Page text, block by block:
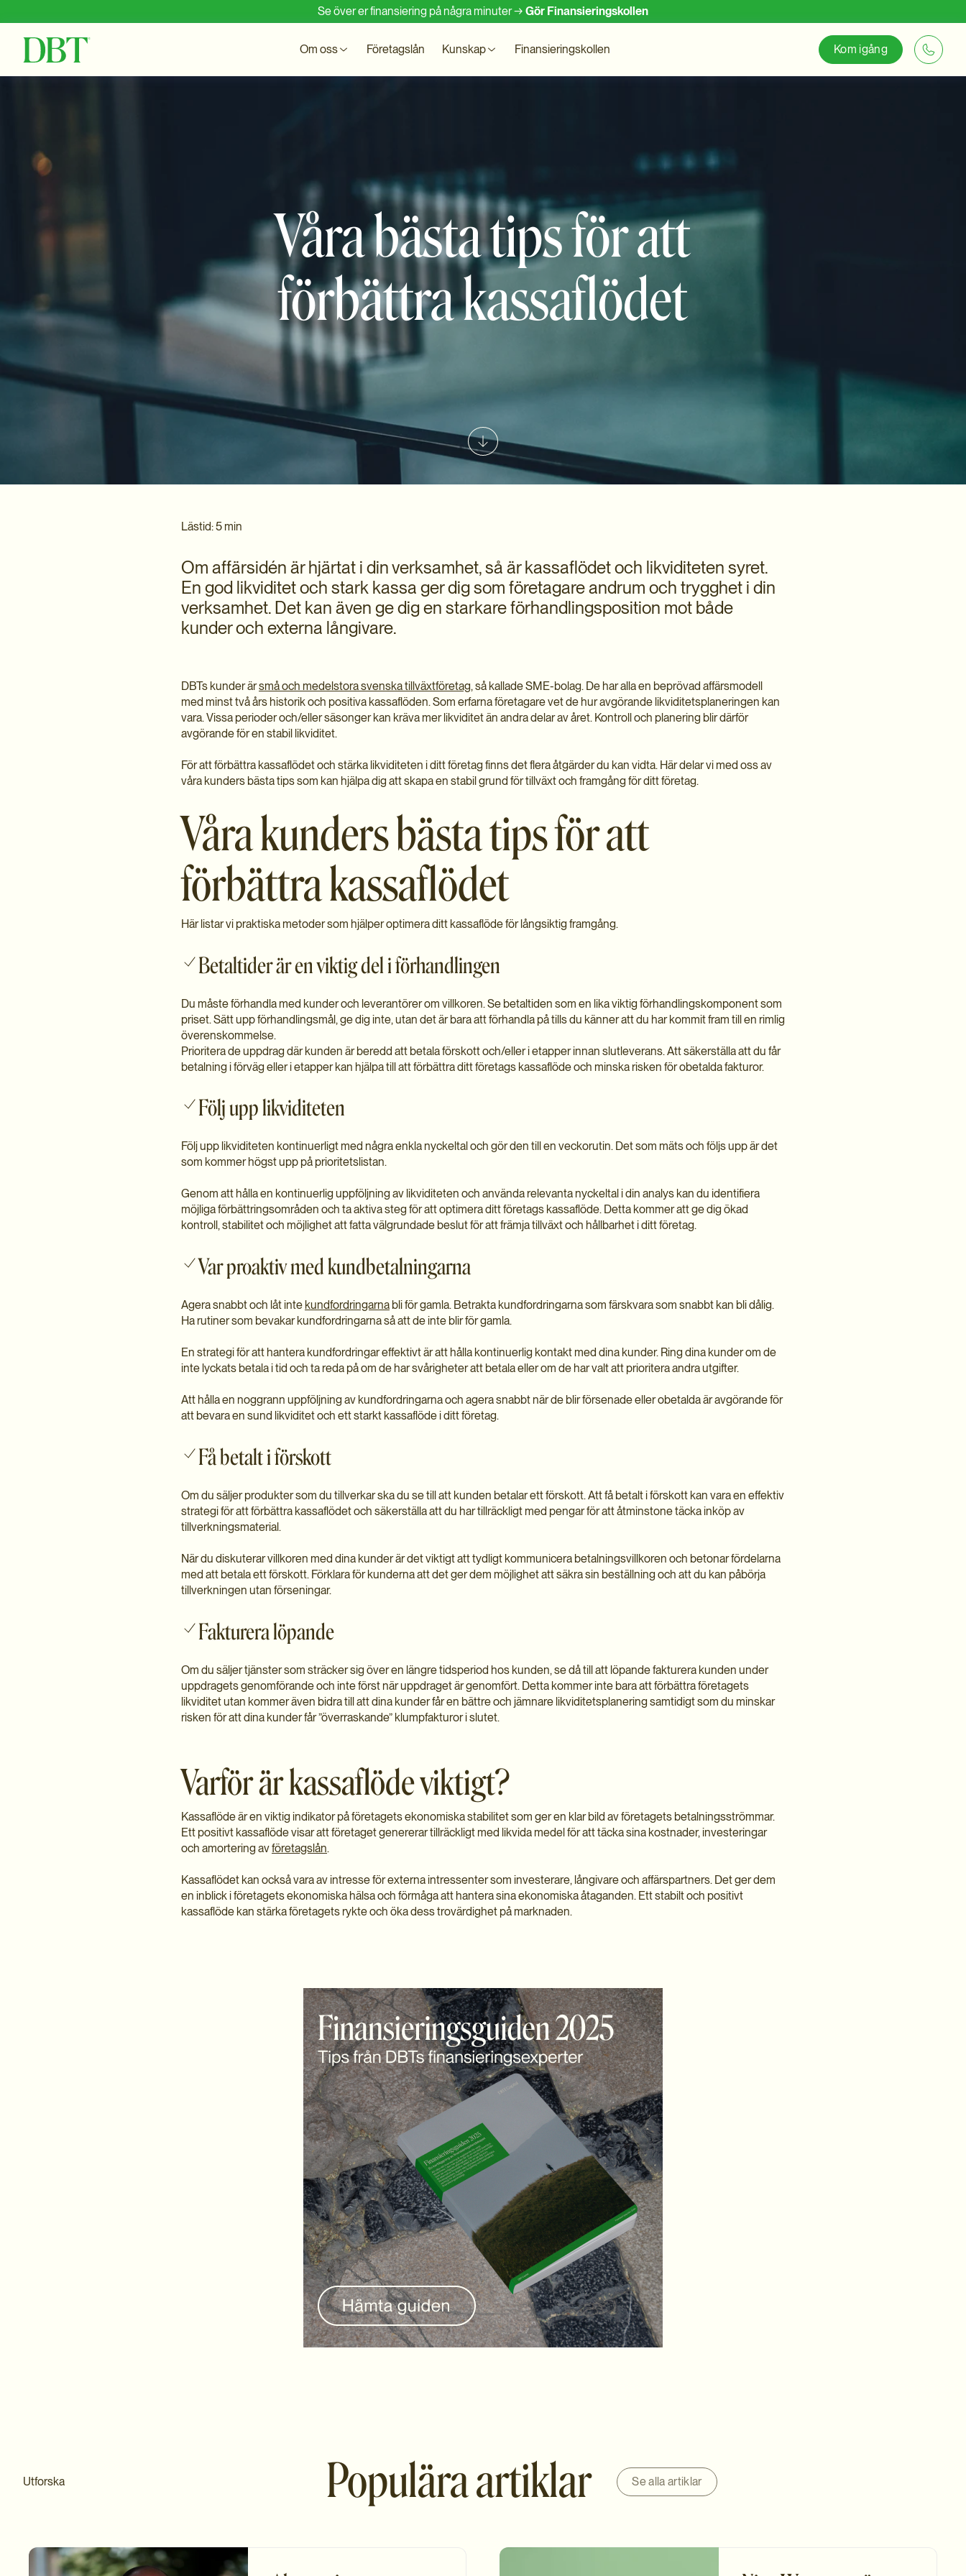
Se över er finansiering på några minuter → Gör Finansieringskollen
Om oss Företagslån Kunskap Finansieringskollen Kom igång
Våra bästa tips för att
förbättra kassaflödet
Lästid: 5 min
Om affärsidén är hjärtat i din verksamhet, så är kassaflödet och likviditeten syret.
En god likviditet och stark kassa ger dig som företagare andrum och trygghet i din
verksamhet. Det kan även ge dig en starkare förhandlingsposition mot både
kunder och externa långivare.
DBTs kunder ärsmå och medelstora svenska tillväxtföretag, så kallade SME-bolag. De har alla en beprövad affärsmodell
med minst två års historik och positiva kassaflöden. Som erfarna företagare vet de hur avgörande likviditetsplaneringen kan
vara. Vissa perioder och/eller säsonger kan kräva mer likviditet än andra delar av året. Kontroll och planering blir därför
avgörande för en stabil likviditet.
För att förbättra kassaflödet och stärka likviditeten i ditt företag finns det flera åtgärder du kan vidta. Här delar vi med oss av
våra kunders bästa tips som kan hjälpa dig att skapa en stabil grund för tillväxt och framgång för ditt företag.
Våra kunders bästa tips för att
förbättra kassaflödet
Här listar vi praktiska metoder som hjälper optimera ditt kassaflöde för långsiktig framgång.
Betaltider är en viktig del i förhandlingen
Du måste förhandla med kunder och leverantörer om villkoren. Se betaltiden som en lika viktig förhandlingskomponent som
priset. Sätt upp förhandlingsmål, ge dig inte, utan det är bara att förhandla på tills du känner att du har kommit fram till en rimlig
överenskommelse.
Prioritera de uppdrag där kunden är beredd att betala förskott och/eller i etapper innan slutleverans. Att säkerställa att du får
betalning i förväg eller i etapper kan hjälpa till att förbättra ditt företags kassaflöde och minska risken för obetalda fakturor.
Följ upp likviditeten
Följ upp likviditeten kontinuerligt med några enkla nyckeltal och gör den till en veckorutin. Det som mäts och följs upp är det
som kommer högst upp på prioritetslistan.
Genom att hålla en kontinuerlig uppföljning av likviditeten och använda relevanta nyckeltal i din analys kan du identifiera
möjliga förbättringsområden och ta aktiva steg för att optimera ditt företags kassaflöde. Detta kommer att ge dig ökad
kontroll, stabilitet och möjlighet att fatta välgrundade beslut för att främja tillväxt och hållbarhet i ditt företag.
Var proaktiv med kundbetalningarna
Agera snabbt och låt inte kundfordringarna bli för gamla. Betrakta kundfordringarna som färskvara som snabbt kan bli dålig.
Ha rutiner som bevakar kundfordringarna så att de inte blir för gamla.
En strategi för att hantera kundfordringar effektivt är att hålla kontinuerlig kontakt med dina kunder. Ring dina kunder om de
inte lyckats betala i tid och ta reda på om de har svårigheter att betala eller om de har valt att prioritera andra utgifter.
Att hålla en noggrann uppföljning av kundfordringarna och agera snabbt när de blir försenade eller obetalda är avgörande för
att bevara en sund likviditet och ett starkt kassaflöde i ditt företag.
Få betalt i förskott
Om du säljer produkter som du tillverkar ska du se till att kunden betalar ett förskott. Att få betalt i förskott kan vara en effektiv
strategi för att förbättra kassaflödet och säkerställa att du har tillräckligt med pengar för att åtminstone täcka inköp av
tillverkningsmaterial.
När du diskuterar villkoren med dina kunder är det viktigt att tydligt kommunicera betalningsvillkoren och betonar fördelarna
med att betala ett förskott. Förklara för kunderna att det ger dem möjlighet att säkra sin beställning och att du kan påbörja
tillverkningen utan förseningar.
Fakturera löpande
Om du säljer tjänster som sträcker sig över en längre tidsperiod hos kunden, se då till att löpande fakturera kunden under
uppdragets genomförande och inte först när uppdraget är genomfört. Detta kommer inte bara att förbättra företagets
likviditet utan kommer även bidra till att dina kunder får en bättre och jämnare likviditetsplanering samtidigt som du minskar
risken för att dina kunder får ”överraskande” klumpfakturor i slutet.
Varför är kassaflöde viktigt?
Kassaflöde är en viktig indikator på företagets ekonomiska stabilitet som ger en klar bild av företagets betalningsströmmar.
Ett positivt kassaflöde visar att företaget genererar tillräckligt med likvida medel för att täcka sina kostnader, investeringar
och amortering avföretagslån.
Kassaflödet kan också vara av intresse för externa intressenter som investerare, långivare och affärspartners. Det ger dem
en inblick i företagets ekonomiska hälsa och förmåga att hantera sina ekonomiska åtaganden. Ett stabilt och positivt
kassaflöde kan stärka företagets rykte och öka dess trovärdighet på marknaden.
Utforska Populära artiklar Se alla artiklar